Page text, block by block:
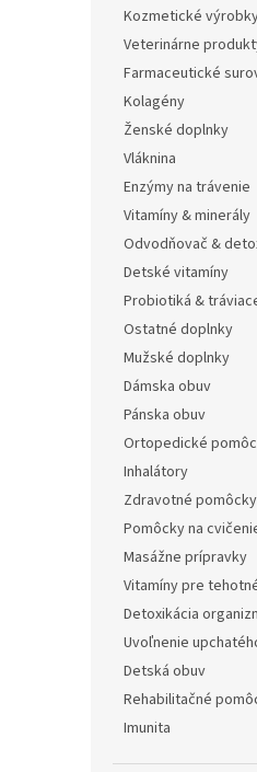
Kozmetické
Veterinárne
Farmaceutické
Kolagény
Ženské doplnky
Vláknina
Enzýmy na trávenie
Vitamíny & minerály
Odvodňovač &
Detské vitamíny
Probiotiká &
Ostatné doplnky
Mužské doplnky
Dámska obuv
Pánska obuv
Ortopedické
Inhalátory
Zdravotné pomôcky
Pomôcky na
Masážne prípravky
Vitamíny pre
Detoxikácia
Uvoľnenie
Detská obuv
Rehabilitačné
Imunita